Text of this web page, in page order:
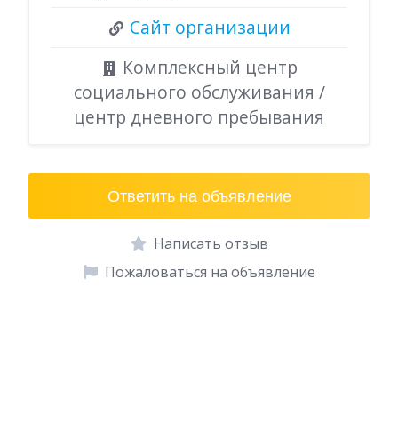
Сайт организации
Комплексный центр
социального обслуживания /
центр дневного пребывания
Ответить на объявление
Написать отзыв
Пожаловаться на объявление